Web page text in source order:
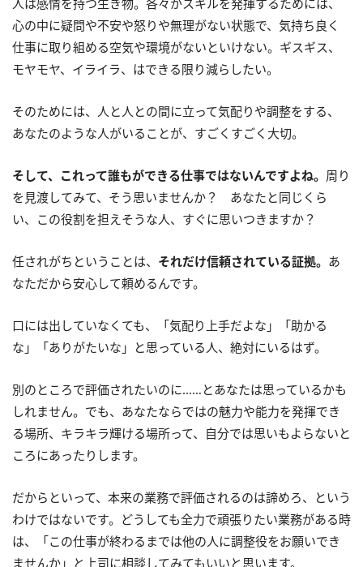
心の中に疑問や不安や怒りや無理がない状態で、気持ち良く
仕事に取り組める空気や環境がないといけない。ギスギス、
モヤモヤ、イライラ、はできる限り減らしたい。
そのためには、人と人との間に立って気配りや調整をする、
あなたのような人がいることが、すごくすごく大切。
そして、これって誰もができる仕事ではないんですよね。 周り
を見渡してみて、そう思いませんか？ あなたと同じくら
い、この役割を担えそうな人、すぐに思いつきますか？
任されがちということは、 それだけ信頼されている証拠。 あ
なただから安心して頼めるんです。
口には出していなくても、「気配り上手だよな」「助かる
な」「ありがたいな」と思っている人、絶対にいるはず。
別のところで評価されたいのに……とあなたは思っているかも
しれません。でも、あなたならではの魅力や能力を発揮でき
る場所、キラキラ輝ける場所って、自分では思いもよらないと
ころにあったりします。
だからといって、本来の業務で評価されるのは諦めろ、という
わけではないです。どうしても全力で頑張りたい業務がある時
は、「この仕事が終わるまでは他の人に調整役をお願いでき
ませんか」と上司に相談してみてもいいと思います。